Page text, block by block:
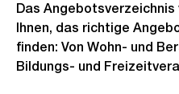
Das Angebotsverzeichnis
Ihnen, das richtige
finden: Von Wohn- und
Bildungs- und